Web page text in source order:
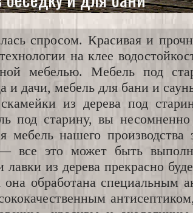
спросом. Красивая и
на клее
мебелью. Мебель под
и дачи, мебель для бани и
из дерева под
под старину, вы
нашего производства
все это может быть
из дерева прекрасно
обработана специальным